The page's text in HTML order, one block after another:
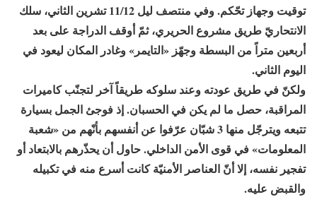
توقيت وجهاز تحّكم. وفي منتصف ليل 11/12 تشرين الثاني، سلك
الانتحاريّ طريق مشروع الحريري، ثمّ أوقف الدراجة على بعد
أربعين متراً من البسطة وجهّز «التايمر» وغادر المكان ليعود في
اليوم الثاني.
ولكنّ في طريق عودته وعند سلوكه طريقاً آخر لتجنّب كاميرات
المراقبة، حصل ما لم يكن في الحسبان. إذ فوجئ الجمل بسيارة
تتبعه ويترجّل منها 3 شبّان عرّفوا عن أنفسهم بأنّهم من «شعبة
المعلومات» في قوى الأمن الداخلي. حاول أن يحذّرهم بالابتعاد أو
تفجير نفسه، إلا أنّ العناصر الأمنيّة كانت أسرع منه في تكبيله
والقبض عليه.